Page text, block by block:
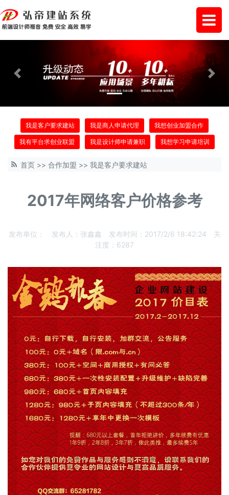
Previous Next
我是客户要求建站 我是商人申请代理 我想创业加盟合作
我有平台求创业联盟 我是设计师申请兼职 我想学习申请培训
首页 >> 合作加盟 >> 我是客户要求建站
2017年网络客户价格参考
发布单位： 发布人： 张鑫鑫 发布时间： 2017/2/6 18:42:24
关
注度： 6287